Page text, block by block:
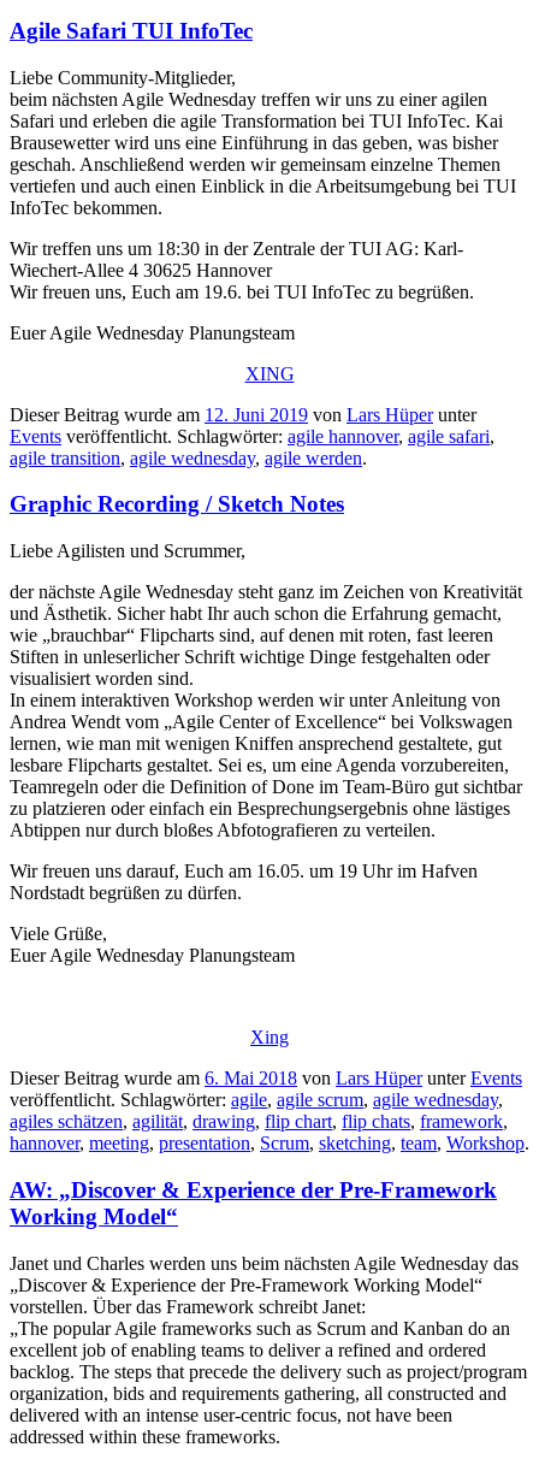
Agile Safari TUI InfoTec
Liebe Community-Mitglieder,
beim nächsten Agile Wednesday treffen wir uns zu einer agilen
Safari und erleben die agile Transformation bei TUI InfoTec. Kai
Brausewetter wird uns eine Einführung in das geben, was bisher
geschah. Anschließend werden wir gemeinsam einzelne Themen
vertiefen und auch einen Einblick in die Arbeitsumgebung bei TUI
InfoTec bekommen.
Wir treffen uns um 18:30 in der Zentrale der TUI AG: Karl-
Wiechert-Allee 4 30625 Hannover
Wir freuen uns, Euch am 19.6. bei TUI InfoTec zu begrüßen.
Euer Agile Wednesday Planungsteam
XING
Dieser Beitrag wurde am 12. Juni 2019 von Lars Hüperunter
Events veröffentlicht. Schlagwörter: agile hannover, agile safari,
agile transition, agile wednesday, agile werden.
Graphic Recording / Sketch Notes
Liebe Agilisten und Scrummer,
der nächste Agile Wednesday steht ganz im Zeichen von Kreativität
und Ästhetik. Sicher habt Ihr auch schon die Erfahrung gemacht,
wie „brauchbar“ Flipcharts sind, auf denen mit roten, fast leeren
Stiften in unleserlicher Schrift wichtige Dinge festgehalten oder
visualisiert worden sind.
In einem interaktiven Workshop werden wir unter Anleitung von
Andrea Wendt vom „Agile Center of Excellence“ bei Volkswagen
lernen, wie man mit wenigen Kniffen ansprechend gestaltete, gut
lesbare Flipcharts gestaltet. Sei es, um eine Agenda vorzubereiten,
Teamregeln oder die Definition of Done im Team-Büro gut sichtbar
zu platzieren oder einfach ein Besprechungsergebnis ohne lästiges
Abtippen nur durch bloßes Abfotografieren zu verteilen.
Wir freuen uns darauf, Euch am 16.05. um 19 Uhr im Hafven
Nordstadt begrüßen zu dürfen.
Viele Grüße,
Euer Agile Wednesday Planungsteam
Xing
Dieser Beitrag wurde am 6. Mai 2018 von Lars HüperunterEvents
veröffentlicht. Schlagwörter: agile, agile scrum, agile wednesday,
agiles schätzen, agilität, drawing, flip chart, flip chats, framework,
hannover, meeting, presentation, Scrum, sketching, team, Workshop.
AW: „Discover & Experience der Pre-Framework
Working Model“
Janet und Charles werden uns beim nächsten Agile Wednesday das
„Discover & Experience der Pre-Framework Working Model“
vorstellen. Über das Framework schreibt Janet:
„The popular Agile frameworks such as Scrum and Kanban do an
excellent job of enabling teams to deliver a refined and ordered
backlog. The steps that precede the delivery such as project/program
organization, bids and requirements gathering, all constructed and
delivered with an intense user-centric focus, not have been
addressed within these frameworks.